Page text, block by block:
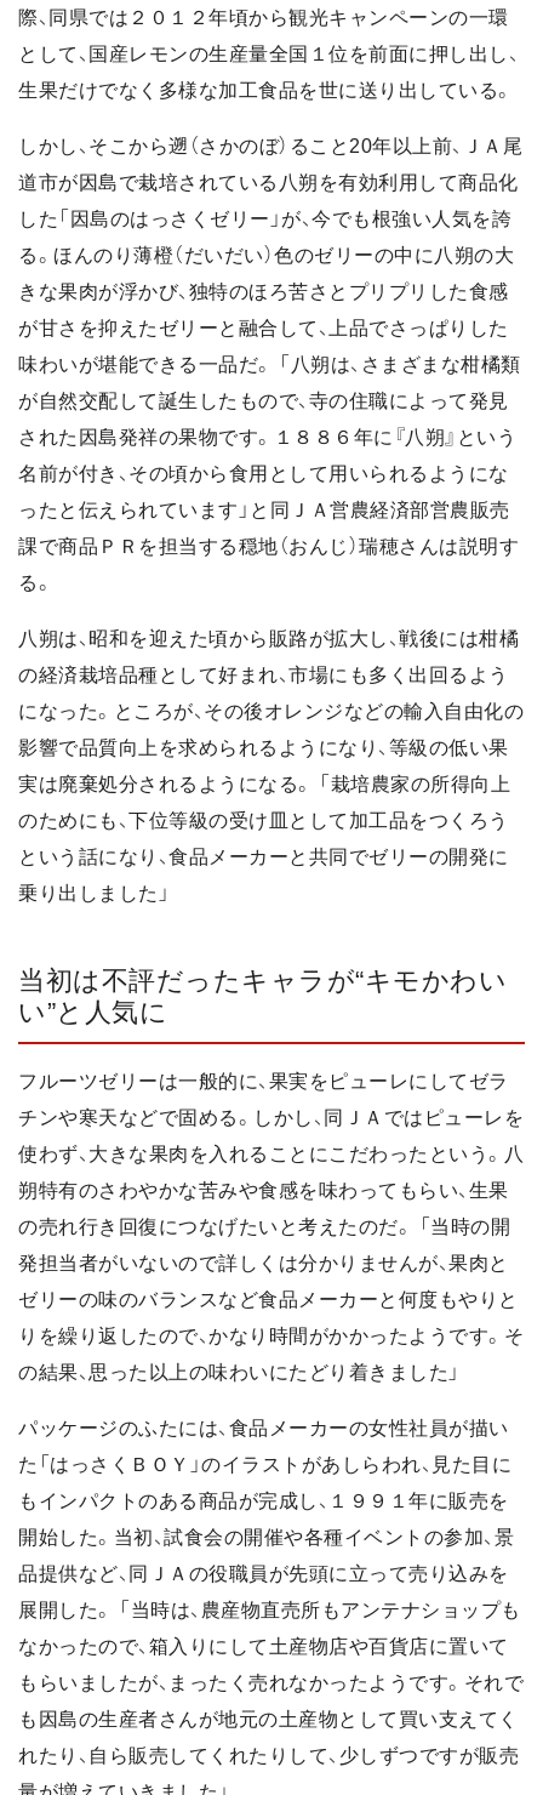
際、同県では２０１２年頃から観光キャンペーンの一環
として、国産レモンの生産量全国１位を前面に押し出し、
生果だけでなく多様な加工食品を世に送り出している。
しかし、そこから遡（さかのぼ）ること20年以上前、ＪＡ尾
道市が因島で栽培されている八朔を有効利用して商品化
した「因島のはっさくゼリー」が、今でも根強い人気を誇
る。ほんのり薄橙（だいだい）色のゼリーの中に八朔の大
きな果肉が浮かび、独特のほろ苦さとプリプリした食感
が甘さを抑えたゼリーと融合して、上品でさっぱりした
味わいが堪能できる一品だ。 「八朔は、さまざまな柑橘類
が自然交配して誕生したもので、寺の住職によって発見
された因島発祥の果物です。１８８６年に『八朔』という
名前が付き、その頃から食用として用いられるようにな
ったと伝えられています」と同ＪＡ営農経済部営農販売
課で商品ＰＲを担当する穏地（おんじ）瑞穂さんは説明す
る。
八朔は、昭和を迎えた頃から販路が拡大し、戦後には柑橘
の経済栽培品種として好まれ、市場にも多く出回るよう
になった。ところが、その後オレンジなどの輸入自由化の
影響で品質向上を求められるようになり、等級の低い果
実は廃棄処分されるようになる。 「栽培農家の所得向上
のためにも、下位等級の受け皿として加工品をつくろう
という話になり、食品メーカーと共同でゼリーの開発に
乗り出しました」
当初は不評だったキャラが“キモかわい
い”と人気に
フルーツゼリーは一般的に、果実をピューレにしてゼラ
チンや寒天などで固める。しかし、同ＪＡではピューレを
使わず、大きな果肉を入れることにこだわったという。八
朔特有のさわやかな苦みや食感を味わってもらい、生果
の売れ行き回復につなげたいと考えたのだ。 「当時の開
発担当者がいないので詳しくは分かりませんが、果肉と
ゼリーの味のバランスなど食品メーカーと何度もやりと
りを繰り返したので、かなり時間がかかったようです。そ
の結果、思った以上の味わいにたどり着きました」
パッケージのふたには、食品メーカーの女性社員が描い
た「はっさくＢＯＹ」のイラストがあしらわれ、見た目に
もインパクトのある商品が完成し、１９９１年に販売を
開始した。当初、試食会の開催や各種イベントの参加、景
品提供など、同ＪＡの役職員が先頭に立って売り込みを
展開した。 「当時は、農産物直売所もアンテナショップも
なかったので、箱入りにして土産物店や百貨店に置いて
もらいましたが、まったく売れなかったようです。それで
も因島の生産者さんが地元の土産物として買い支えてく
れたり、自ら販売してくれたりして、少しずつですが販売